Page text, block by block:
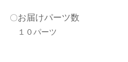
〇お届けパーツ数
１０パーツ